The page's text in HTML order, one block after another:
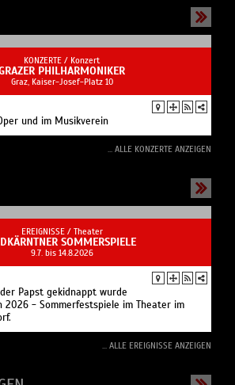
EREIGNISSE /Theater
SOMMERSPIELE
9.7. bis 14.8.2026
Papst gekidnappt wurde
2026 - Sommerfestspiele im Theater im
AUSSTELLUNGEN /Museum
KUNSTHAUS GRAZ